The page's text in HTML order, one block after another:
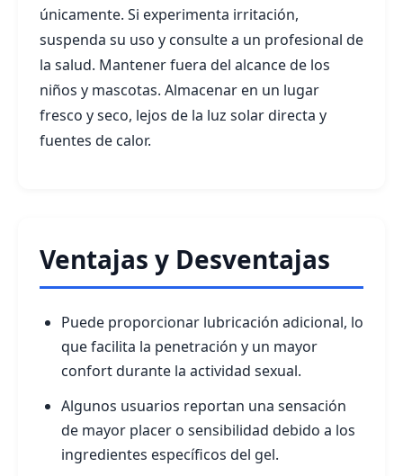
únicamente. Si experimenta irritación,
suspenda su uso y consulte a un profesional de
la salud. Mantener fuera del alcance de los
niños y mascotas. Almacenar en un lugar
fresco y seco, lejos de la luz solar directa y
fuentes de calor.
Ventajas y Desventajas
Puede proporcionar lubricación adicional, lo
que facilita la penetración y un mayor
confort durante la actividad sexual.
Algunos usuarios reportan una sensación
de mayor placer o sensibilidad debido a los
ingredientes específicos del gel.